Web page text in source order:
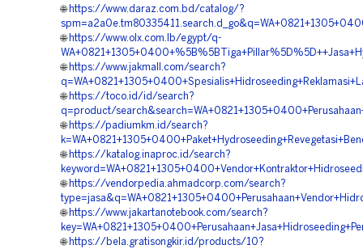
🌐 https://www.daraz.com.bd/catalog/?
🌐 https://www.olx.com.lb/egypt/q-
🌐 https://www.jakmall.com/search?
🌐 https://toco.id/id/search?
q=product/
🌐 https://padiumkm.id/search?
🌐 https://katalog.inaproc.id/search?
🌐 https://vendorpedia.ahmadcorp.com/search?
🌐 https://www.jakartanotebook.com/search?
🌐 https://bela.gratisongkir.id/products/10?